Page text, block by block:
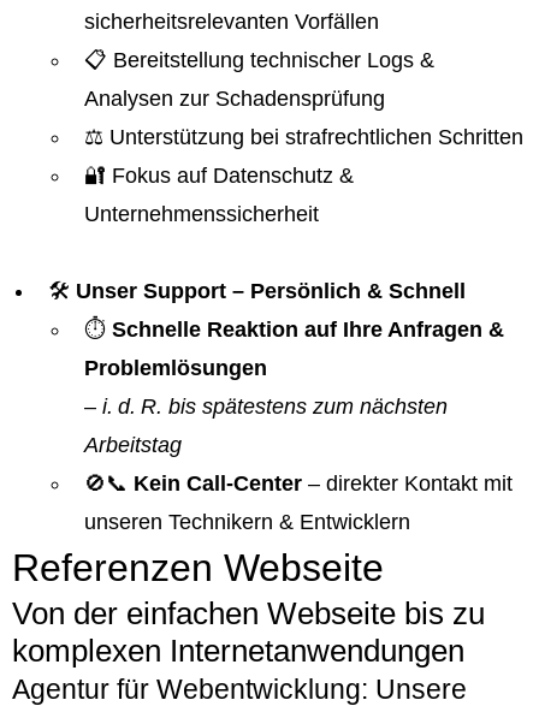
sicherheitsrelevanten Vorfällen
📋 Bereitstellung technischer Logs &
Analysen zur Schadensprüfung
⚖️ Unterstützung bei strafrechtlichen Schritten
🔐 Fokus auf Datenschutz &
Unternehmenssicherheit
🛠️ Unser Support – Persönlich & Schnell
⏱️ Schnelle Reaktion auf Ihre Anfragen &
Problemlösungen
– i. d. R. bis spätestens zum nächsten
Arbeitstag
🚫📞 Kein Call-Center – direkter Kontakt mit
unseren Technikern & Entwicklern
Referenzen Webseite
Von der einfachen Webseite bis zu
komplexen Internetanwendungen
Agentur für Webentwicklung: Unsere